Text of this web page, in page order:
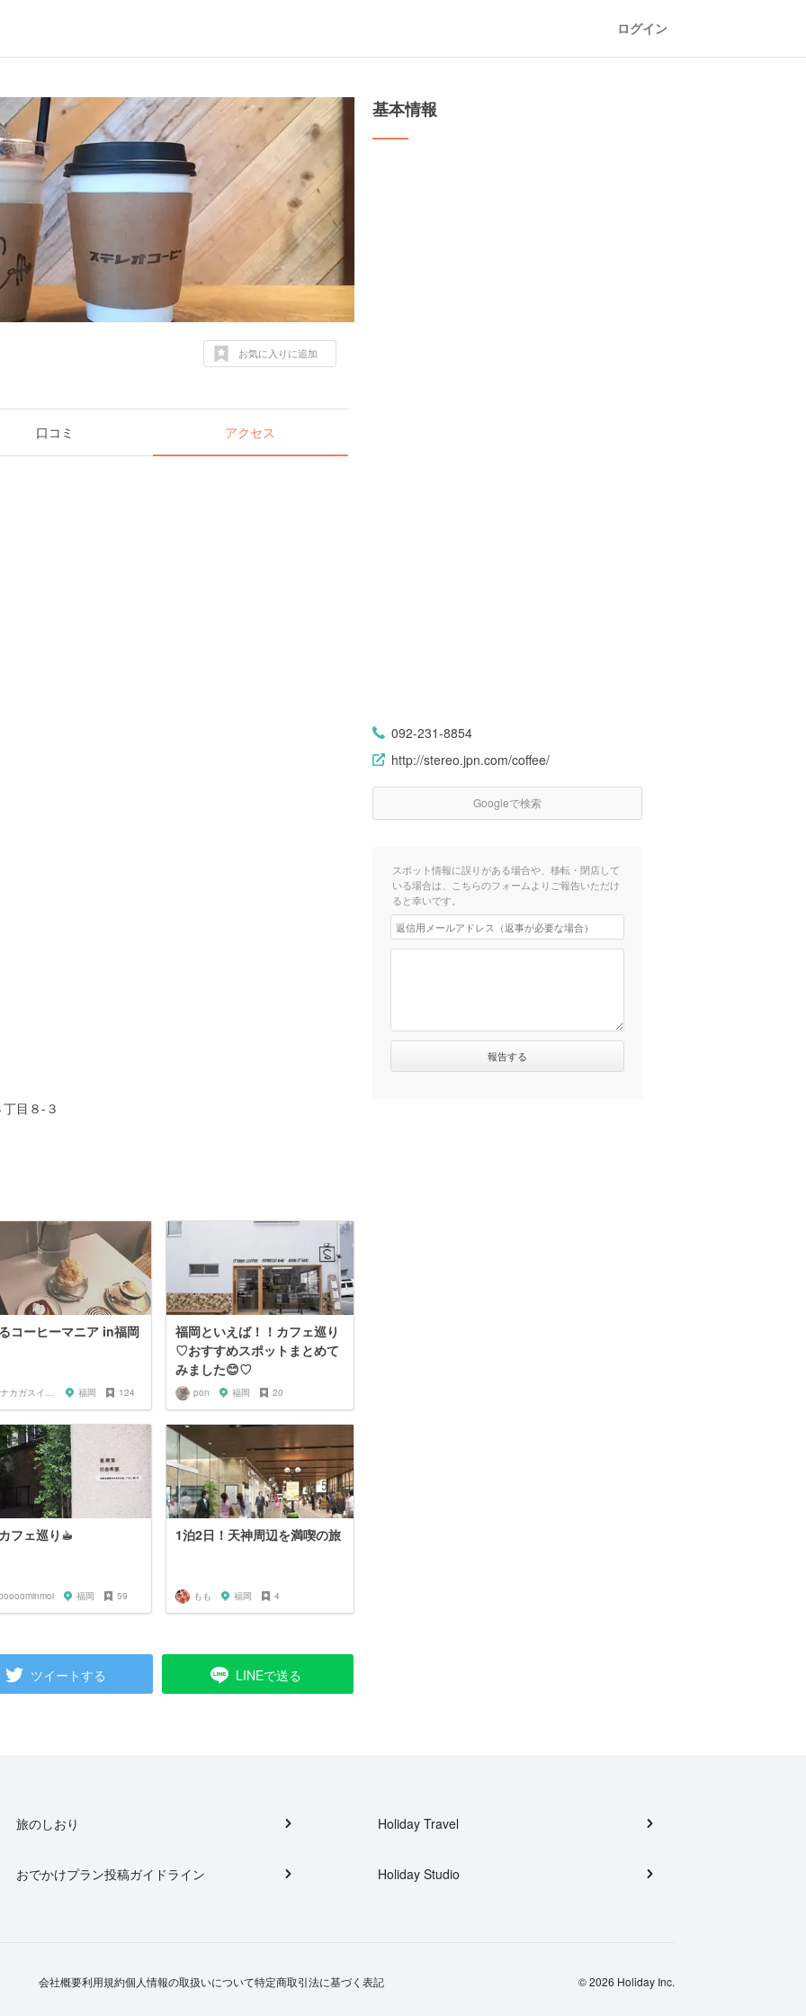
ログイン
お気に入りに追加
口コミ アクセス
目８-３
コーヒーマニア in福岡
オナカガスイタラナニタベヨ 福岡 124
福岡といえば！！カフェ巡り
♡おすすめスポットまとめて
みました😊♡
pon 福岡 20
フェ巡り☕︎
福岡 59
1泊2日！天神周辺を満喫の旅
もも 福岡 4
ツイートする LINEで送る
基本情報
092-231-8854
http://stereo.jpn.com/coffee/
Googleで検索
スポット情報に誤りがある場合や、移転・閉店して
いる場合は、こちらのフォームよりご報告いただけ
ると幸いです。
旅のしおり
おでかけプラン投稿ガイドライン
Holiday Travel
Holiday Studio
会社概要利用規約個人情報の取扱いについて特定商取引法に基づく表記 © 2026 Holiday Inc.